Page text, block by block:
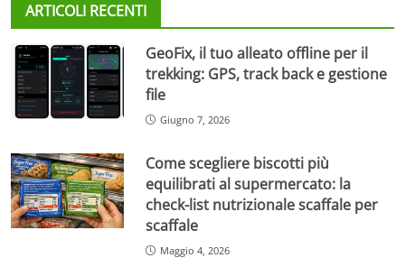
ARTICOLI RECENTI
GeoFix, il tuo alleato offline per il
trekking: GPS, track back e gestione
file
Giugno 7, 2026
Come scegliere biscotti più
equilibrati al supermercato: la
check-list nutrizionale scaffale per
scaffale
Maggio 4, 2026